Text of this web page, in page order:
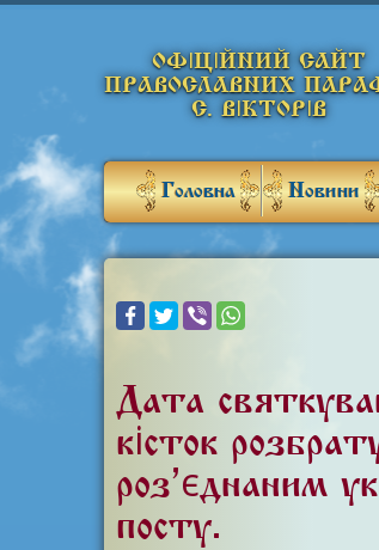
ОФІЦІЙНИЙ САЙТ
ПРАВОСЛАВНИХ
С. ВІКТОРІВ
Головна Новини
Дата
кісток
роз’єднаним
посту.